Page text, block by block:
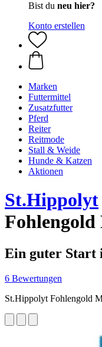
Bist du neu hier?
Konto erstellen
Marken
Futtermittel
Zusatzfutter
Pferd
Reiter
Reitmode
Stall & Weide
Hunde & Katzen
Aktionen
St.Hippolyt
Fohlengold
Ein guter Start
6 Bewertungen
St.Hippolyt Fohlengold